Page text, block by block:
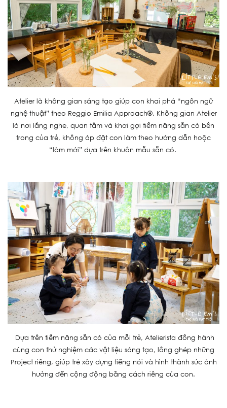
Atelier là không gian sáng tạo giúp con khai phá “ngôn ngữ
nghệ thuật” theo Reggio Emilia Approach®. Không gian Atelier
là nơi lắng nghe, quan tâm và khơi gợi tiềm năng sẵn có bên
trong của trẻ, không áp đặt con làm theo hướng dẫn hoặc
“làm mới” dựa trên khuôn mẫu sẵn có.
Dựa trên tiềm năng sẵn có của mỗi trẻ, Atelierista đồng hành
cùng con thử nghiệm các vật liệu sáng tạo, lồng ghép những
Project riêng, giúp trẻ xây dựng tiếng nói và hình thành sức ảnh
hưởng đến cộng động bằng cách riêng của con.